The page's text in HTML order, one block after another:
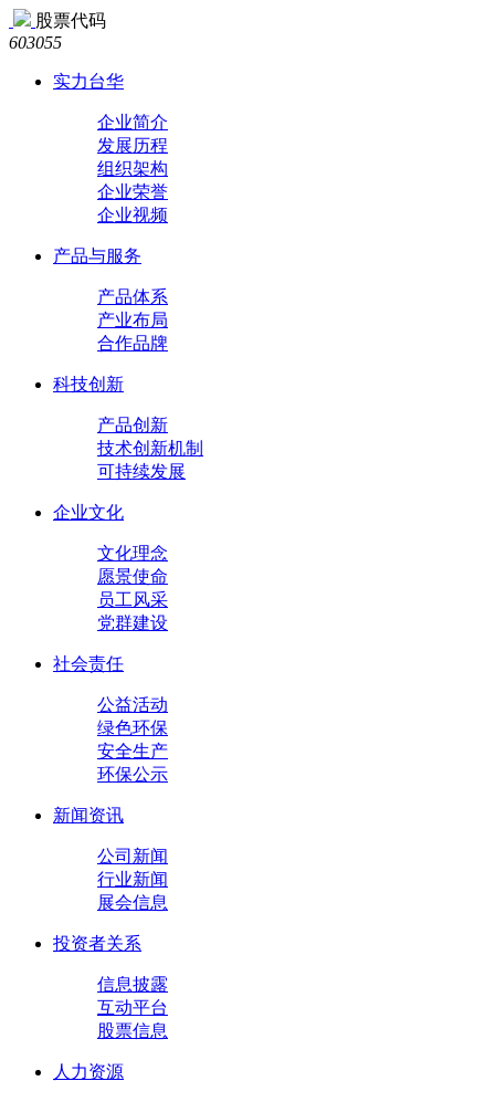
股票代码
603055
实力台华
企业简介
发展历程
组织架构
企业荣誉
企业视频
产品与服务
产品体系
产业布局
合作品牌
科技创新
产品创新
技术创新机制
可持续发展
企业文化
文化理念
愿景使命
员工风采
党群建设
社会责任
公益活动
绿色环保
安全生产
环保公示
新闻资讯
公司新闻
行业新闻
展会信息
投资者关系
信息披露
互动平台
股票信息
人力资源